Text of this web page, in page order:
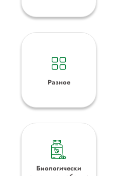
Разное
Биологически